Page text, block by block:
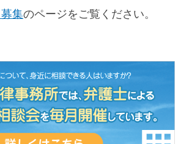
集のページをご覧ください。